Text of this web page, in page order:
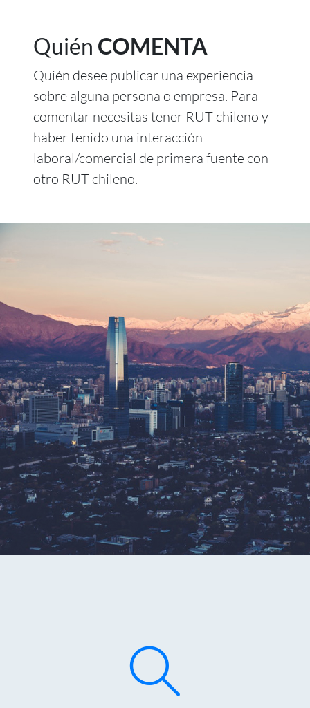
Quién COMENTA
Quién desee publicar una experiencia
sobre alguna persona o empresa. Para
comentar necesitas tener RUT chileno y
haber tenido una interacción
laboral/comercial de primera fuente con
otro RUT chileno.